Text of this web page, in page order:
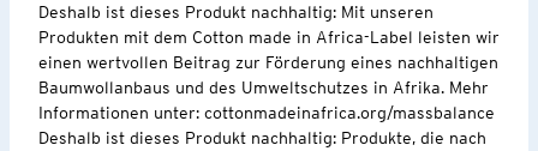
Deshalb ist dieses Produkt nachhaltig: Mit unseren
Produkten mit dem Cotton made in Africa-Label leisten wir
einen wertvollen Beitrag zur Förderung eines nachhaltigen
Baumwollanbaus und des Umweltschutzes in Afrika. Mehr
Informationen unter: cottonmadeinafrica.org/massbalance
Deshalb ist dieses Produkt nachhaltig: Produkte, die nach